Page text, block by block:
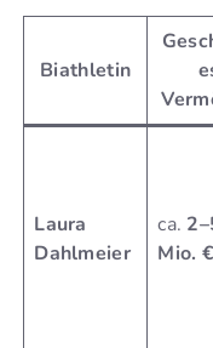
Biathletin
Laura
Dahlmeier
ca.
Mio. €